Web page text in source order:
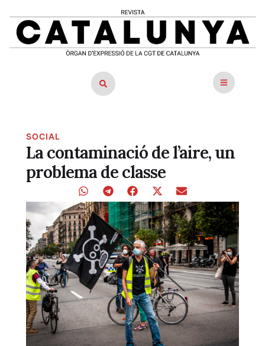
SOCIAL
La contaminació de l’aire, un
problema de classe